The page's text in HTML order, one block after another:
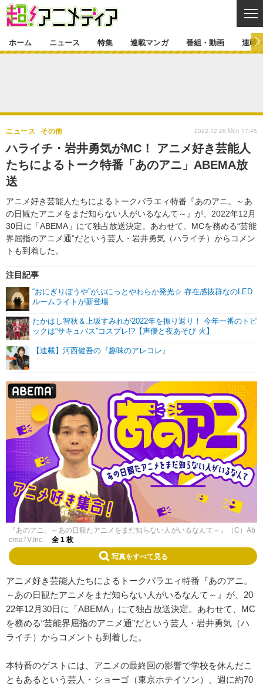
ゲーム・アプリ マンガ
グッズ イベント
舞台 新帝スタ
特集一覧 カバー
ラキりす
連載マンガ
連載マンガ一覧 連載一覧
番組・動画
番組・動画一覧 ラジオ
連載・ブログ
編集部ブログ・お知らせ
ホーム ニュース 特集 連載マンガ 番組・動画 連載
ハライチ・岩井勇気がMC！ アニメ好き芸能人
たちによるトーク特番「あのアニ」ABEMA放
送
アニメ好き芸能人たちによるトークバラエィ特番『あのアニ。～あ
の日観たアニメをまだ知らない人がいるなんて～』が、2022年12月
30日に「ABEMA」にて独占放送決定。あわせて、MCを務める“芸能
界屈指のアニメ通”だという芸人・岩井勇気（ハライチ）からコメン
トも到着した。
ニュース その他
注目記事
“おにぎりぼうや”がぷにっとやわらか発光☆ 存在感抜群なのLED
ルームライトが新登場
たかはし智秋＆上坂すみれが2022年を振り返り！ 今年一番のトピ
ックは“サキュバス”コスプレ!?【声優と夜あそび 火】
【連載】河西健吾の『趣味のアレコレ』
2022.12.26 Mon 17:45
『あのアニ。～あの日観たアニメをまだ知らない人がいるなんて～』（C）Ab
emaTV,Inc.
全 1 枚
写真をすべて見る
アニメ好き芸能人たちによるトークバラエィ特番『あのアニ。
～あの日観たアニメをまだ知らない人がいるなんて～』が、20
22年12月30日に「ABEMA」にて独占放送決定。あわせて、MC
を務める“芸能界屈指のアニメ通”だという芸人・岩井勇気（ハ
ライチ）からコメントも到着した。
本特番のゲストには、アニメの最終回の影響で学校を休んだこ
ともあるという芸人・ショーゴ（東京ホテイソン）、週に約70